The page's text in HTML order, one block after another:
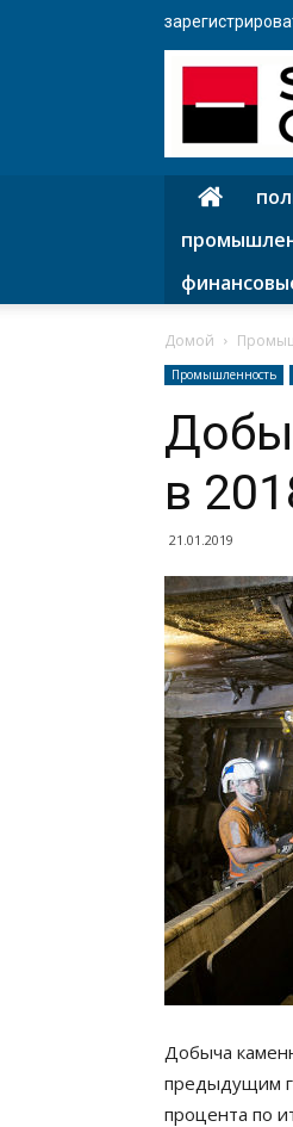
Домой
Промышленность
в
21.01.2019
Добыча
предыдущим
процента по